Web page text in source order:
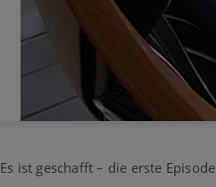
Es ist geschafft – die erste